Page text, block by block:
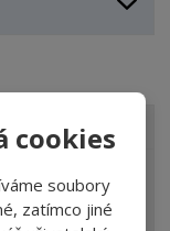
cookies
soubory
zatímco jiné